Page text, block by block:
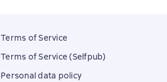
Terms of Service
Terms of Service (Selfpub)
Personal data policy